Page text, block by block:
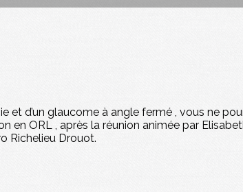
et d’un glaucome à angle fermé , vous ne
en ORL , après la réunion animée par
Richelieu Drouot.